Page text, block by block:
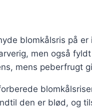
blomkålsris på
men også
mens peberfrugt
den er blød, og